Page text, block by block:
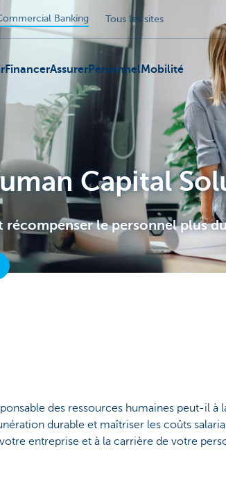
Banking Tous les sites
FinancerAssurerPersonnelMobilité
Capital
récompenser le personnel plus
des ressources humaines peut-il
durable et maîtriser les coûts
entreprise et à la carrière de votre